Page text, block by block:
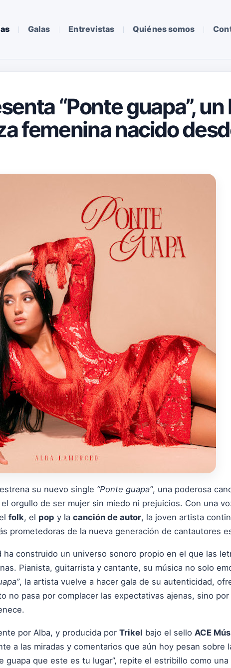
Galas Entrevistas Quiénes somos
“Ponte guapa”, un
femenina nacido
estrena su nuevo single “Ponte guapa”, una poderosa
orgullo de ser mujer sin miedo ni prejuicios. Con una
folk, el pop y la canción de autor, la joven artista
prometedoras de la nueva generación de cantautores
ha construido un universo sonoro propio en el que las
Pianista, guitarrista y cantante, su música no solo
, la artista vuelve a hacer gala de su autenticidad,
no pasa por complacer las expectativas ajenas, sino
por Alba, y producida por Trikel bajo el sello ACE
a las miradas y comentarios que aún hoy pesan sobre
guapa que este es tu lugar”, repite el estribillo como